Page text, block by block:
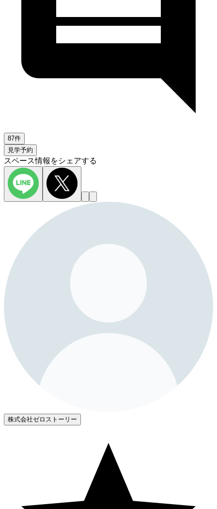
87件
見学予約
スペース情報をシェアする
株式会社ゼロストーリー